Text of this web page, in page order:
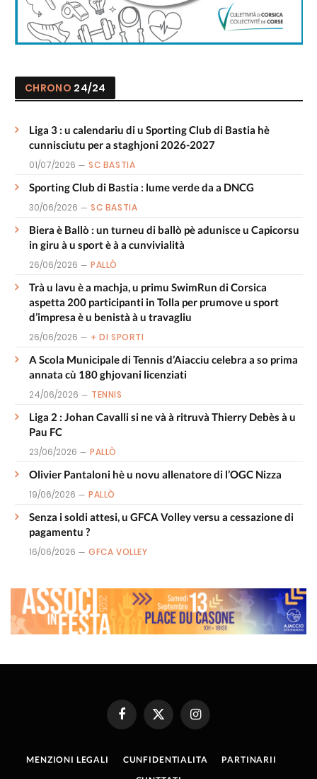
CHRONO 24/24
Liga 3 : u calendariu di u Sporting Club di Bastia hè
cunnisciutu per a staghjoni 2026-2027
01/07/2026 SC BASTIA
Sporting Club di Bastia : lume verde da a DNCG
30/06/2026 SC BASTIA
Biera è Ballò : un turneu di ballò pè adunisce u Capicorsu
in giru à u sport è à a cunvivialità
26/06/2026 PALLÒ
Trà u lavu è a machja, u primu SwimRun di Corsica
aspetta 200 participanti in Tolla per prumove u sport
d’impresa è u benistà à u travagliu
26/06/2026 + DI SPORTI
A Scola Municipale di Tennis d’Aiacciu celebra a so prima
annata cù 180 ghjovani licenziati
24/06/2026 TENNIS
Liga 2 : Johan Cavalli si ne và à ritruvà Thierry Debès à u
Pau FC
23/06/2026 PALLÒ
Olivier Pantaloni hè u novu allenatore di l’OGC Nizza
19/06/2026 PALLÒ
Senza i soldi attesi, u GFCA Volley versu a cessazione di
pagamentu ?
16/06/2026 GFCA VOLLEY
FacebookX
Instagram
MENZIONI LEGALI CUNFIDENTIALITA
PARTINARII